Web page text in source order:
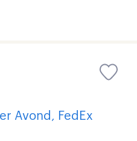
Avond, FedEx